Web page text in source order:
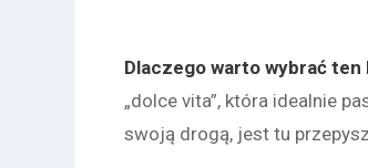
Dlaczego warto wybrać ten
„dolce vita”, która idealnie
swoją drogą, jest tu